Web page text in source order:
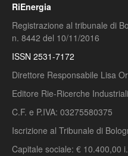
RiEnergia
Registrazione al tribunale di
n. 8442 del 10/11/2016
ISSN 2531-7172
Direttore Responsabile Lisa
Editore Rie-Ricerche
C.F. e P.IVA: 03275580375
Iscrizione al Tribunale di
Capitale sociale: € 10.400,00